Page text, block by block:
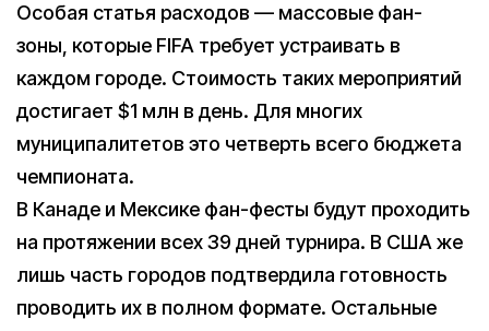
Особая статья расходов — массовые фан-
зоны, которые FIFA требует устраивать в
каждом городе. Стоимость таких мероприятий
достигает $1 млн в день. Для многих
муниципалитетов это четверть всего бюджета
чемпионата.
В Канаде и Мексике фан-фесты будут проходить
на протяжении всех 39 дней турнира. В США же
лишь часть городов подтвердила готовность
проводить их в полном формате. Остальные